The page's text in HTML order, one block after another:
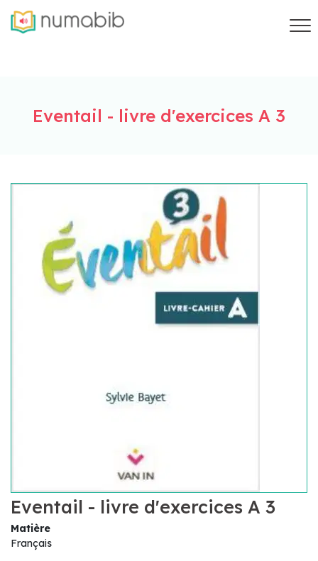
Eventail - livre d'exercices A 3
Eventail - livre d'exercices A 3
Matière
Français